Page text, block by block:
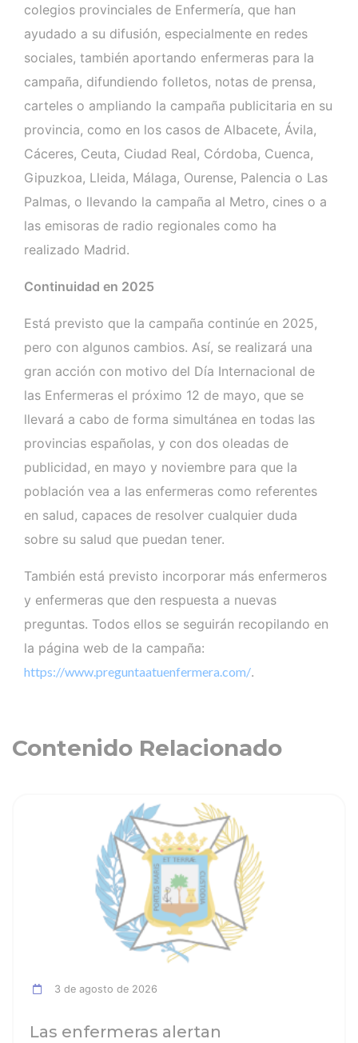
colegios provinciales de Enfermería, que han
ayudado a su difusión, especialmente en redes
sociales, también aportando enfermeras para la
campaña, difundiendo folletos, notas de prensa,
carteles o ampliando la campaña publicitaria en su
provincia, como en los casos de Albacete, Ávila,
Cáceres, Ceuta, Ciudad Real, Córdoba, Cuenca,
Gipuzkoa, Lleida, Málaga, Ourense, Palencia o Las
Palmas, o llevando la campaña al Metro, cines o a
las emisoras de radio regionales como ha
realizado Madrid.
Continuidad en 2025
Está previsto que la campaña continúe en 2025,
pero con algunos cambios. Así, se realizará una
gran acción con motivo del Día Internacional de
las Enfermeras el próximo 12 de mayo, que se
llevará a cabo de forma simultánea en todas las
provincias españolas, y con dos oleadas de
publicidad, en mayo y noviembre para que la
población vea a las enfermeras como referentes
en salud, capaces de resolver cualquier duda
sobre su salud que puedan tener.
También está previsto incorporar más enfermeros
y enfermeras que den respuesta a nuevas
preguntas. Todos ellos se seguirán recopilando en
la página web de la campaña:
https://www.preguntaatuenfermera.com/.
Contenido Relacionado
3 de agosto de 2026
Las enfermeras alertan